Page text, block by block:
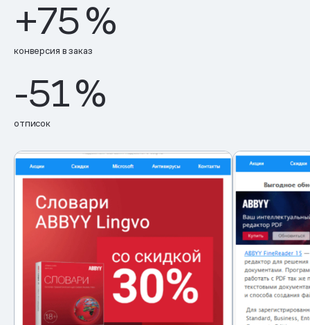
+75%
конверсия в заказ
-51%
отписок